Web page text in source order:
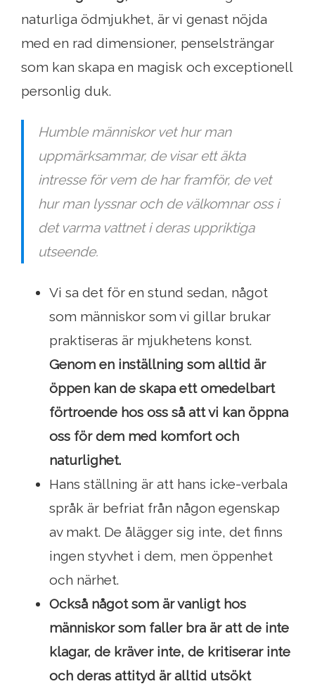
naturliga ödmjukhet, är vi genast nöjda
med en rad dimensioner, penselsträngar
som kan skapa en magisk och exceptionell
personlig duk.
Humble människor vet hur man
uppmärksammar, de visar ett äkta
intresse för vem de har framför, de vet
hur man lyssnar och de välkomnar oss i
det varma vattnet i deras uppriktiga
utseende.
Vi sa det för en stund sedan, något
som människor som vi gillar brukar
praktiseras är mjukhetens konst.
Genom en inställning som alltid är
öppen kan de skapa ett omedelbart
förtroende hos oss så att vi kan öppna
oss för dem med komfort och
naturlighet.
Hans ställning är att hans icke-verbala
språk är befriat från någon egenskap
av makt. De ålägger sig inte, det finns
ingen styvhet i dem, men öppenhet
och närhet.
Också något som är vanligt hos
människor som faller bra är att de inte
klagar, de kräver inte, de kritiserar inte
och deras attityd är alltid utsökt